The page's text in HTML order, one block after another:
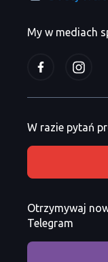
My w mediach
W razie pytań
Otrzymywaj
Telegram